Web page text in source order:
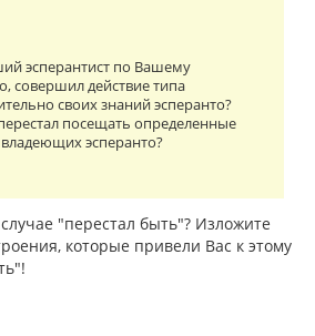
эсперантист по Вашему
совершил действие типа
своих знаний эсперанто?
посещать определенные
эсперанто?
"перестал быть"? Изложите
которые привели Вас к этому